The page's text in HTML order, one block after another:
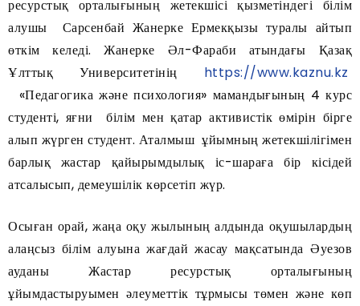
ресурстық орталығының жетекшісі қызметіндегі білім
алушы Сарсенбай Жанерке Ермекқызы туралы айтып
өткім келеді. Жанерке Әл-Фараби атындағы Қазақ
Ұлттық Университетінің https://www.kaznu.kz
«Педагогика және психология» мамандығының 4 курс
студенті, яғни білім мен қатар активистік өмірін бірге
алып жүрген студент. Аталмыш ұйымның жетекшілігімен
барлық жастар қайырымдылық іс-шараға бір кісідей
атсалысып, демеушілік көрсетіп жүр.
Осыған орай, жаңа оқу жылының алдында оқушылардың
алаңсыз білім алуына жағдай жасау мақсатында Әуезов
ауданы Жастар ресурстық орталығының
ұйымдастыруымен әлеуметтік тұрмысы төмен және көп